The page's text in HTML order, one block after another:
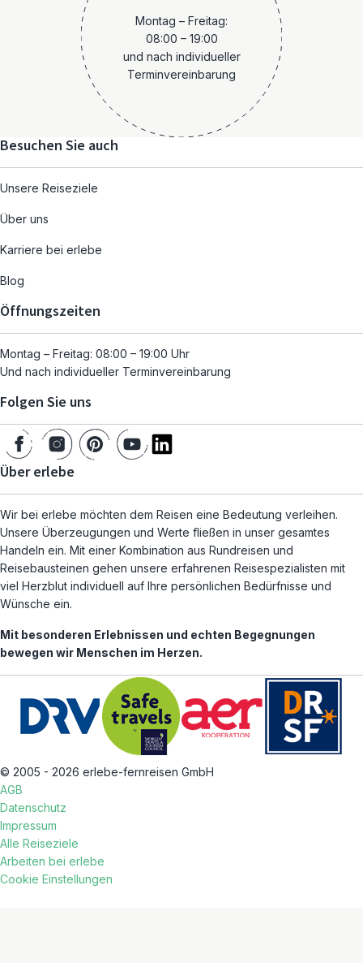
Montag – Freitag:
08:00 – 19:00
und nach individueller
Terminvereinbarung
Besuchen Sie auch
Unsere Reiseziele
Über uns
Karriere bei erlebe
Blog
Öffnungszeiten
Montag – Freitag: 08:00 – 19:00 Uhr
Und nach individueller Terminvereinbarung
Folgen Sie uns
Über erlebe
Wir bei erlebe möchten dem Reisen eine Bedeutung verleihen.
Unsere Überzeugungen und Werte fließen in unser gesamtes
Handeln ein. Mit einer Kombination aus Rundreisen und
Reisebausteinen gehen unsere erfahrenen Reisespezialisten mit
viel Herzblut individuell auf Ihre persönlichen Bedürfnisse und
Wünsche ein.
Mit besonderen Erlebnissen und echten Begegnungen
bewegen wir Menschen im Herzen.
© 2005 - 2026 erlebe-fernreisen GmbH
AGB
Datenschutz
Impressum
Alle Reiseziele
Arbeiten bei erlebe
Cookie Einstellungen